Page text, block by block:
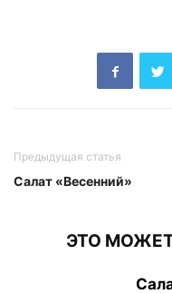
Предыдущая статья
Салат «Весенний»
ЭТО